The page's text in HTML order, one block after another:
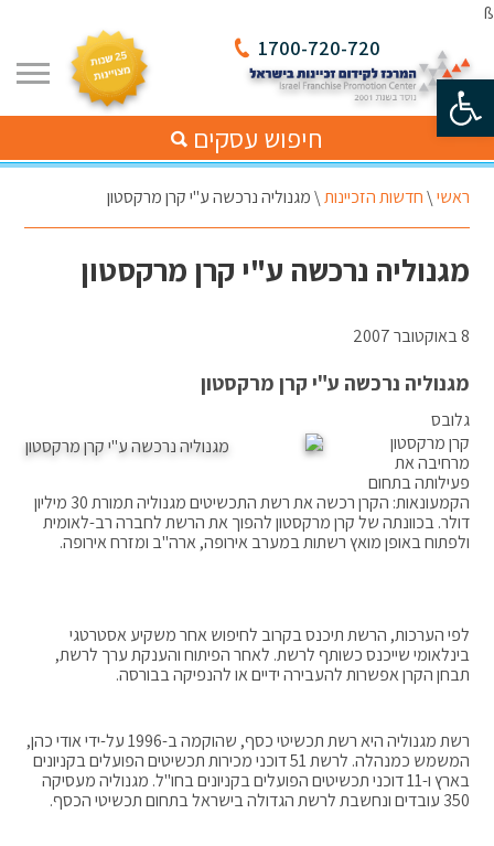
פתח סרגל נגישות
ß
1700-720-720
חיפוש עסקים
ראשי\חדשות הזכיינות\מגנוליה נרכשה ע"י קרן מרקסטון
מגנוליה נרכשה ע"י קרן מרקסטון
8 באוקטובר 2007
מגנוליה נרכשה ע"י קרן מרקסטון
גלובס
קרן מרקסטון
מרחיבה את
פעילותה בתחום
הקמעונאות: הקרן רכשה את רשת התכשיטים מגנוליה תמורת 30 מיליון
דולר. בכוונתה של קרן מרקסטון להפוך את הרשת לחברה רב-לאומית
ולפתוח באופן מואץ רשתות במערב אירופה, ארה"ב ומזרח אירופה.
לפי הערכות, הרשת תיכנס בקרוב לחיפוש אחר משקיע אסטרטגי
בינלאומי שייכנס כשותף לרשת. לאחר הפיתוח והענקת ערך לרשת,
תבחן הקרן אפשרות להעבירה ידיים או להנפיקה בבורסה.
רשת מגנוליה היא רשת תכשיטי כסף, שהוקמה ב-1996 על-ידי אודי כהן,
המשמש כמנהלה. לרשת 51 דוכני מכירות תכשיטים הפועלים בקניונים
בארץ ו-11 דוכני תכשיטים הפועלים בקניונים בחו"ל. מגנוליה מעסיקה
350 עובדים ונחשבת לרשת הגדולה בישראל בתחום תכשיטי הכסף.